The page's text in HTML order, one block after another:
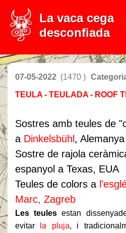
La vaca cega
desconfiada
07-05-2022 (1470 )
TEULA - TEULADA - ROOF
Sostres amb teules de
a Dinkelsbühl , Alemanya
Sostre de rajola
espanyol a Texas, EUA
Teules de colors a
Marc, Zagreb
Les teules estan
evitar
la pluja, i